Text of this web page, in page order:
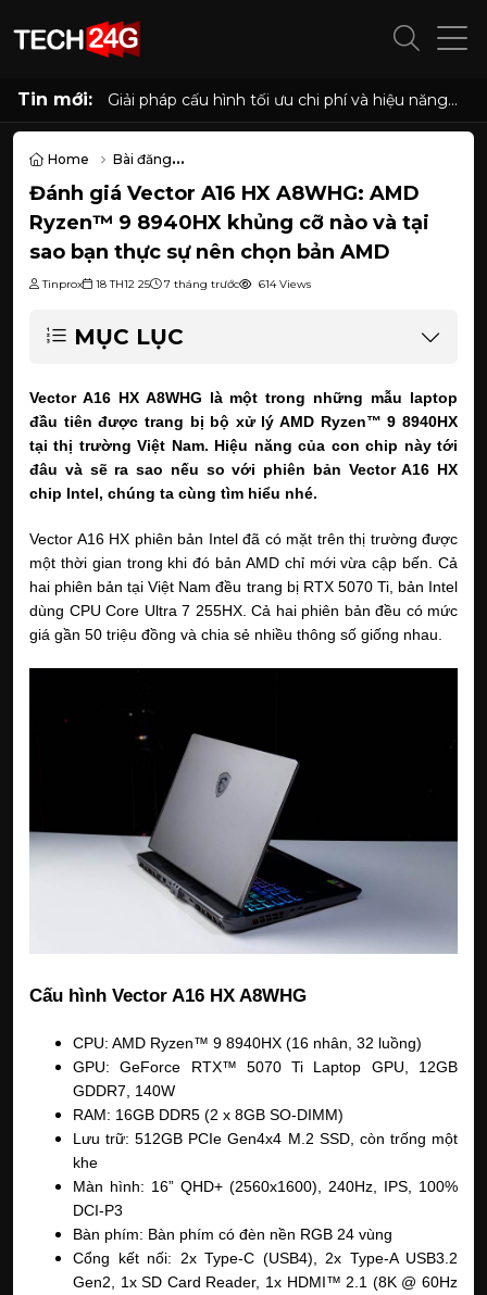
Tin mới:
Cấu hình PC "quốc dân" cho học tập, làm việc
và giải trí với Ryzen 5 5500 và RX 6500 XT
Home
Bài đăng
Đánh giá Vector A16 HX A8WHG: AMD Ryzen™ 9 8940HX khủng
Đánh giá Vector A16 HX A8WHG: AMD
Ryzen™ 9 8940HX khủng cỡ nào và tại
sao bạn thực sự nên chọn bản AMD
Tinprox 18 TH12 25 7 tháng trước 614 Views
MỤC LỤC
Vector A16 HX A8WHG là một trong những mẫu laptop
đầu tiên được trang bị bộ xử lý AMD Ryzen™ 9 8940HX
tại thị trường Việt Nam. Hiệu năng của con chip này tới
đâu và sẽ ra sao nếu so với phiên bản Vector A16 HX
chip Intel, chúng ta cùng tìm hiểu nhé.
Vector A16 HX phiên bản Intel đã có mặt trên thị trường được
một thời gian trong khi đó bản AMD chỉ mới vừa cập bến. Cả
hai phiên bản tại Việt Nam đều trang bị RTX 5070 Ti, bản Intel
dùng CPU Core Ultra 7 255HX. Cả hai phiên bản đều có mức
giá gần 50 triệu đồng và chia sẻ nhiều thông số giống nhau.
Cấu hình Vector A16 HX A8WHG
CPU: AMD Ryzen™ 9 8940HX (16 nhân, 32 luồng)
GPU: GeForce RTX™ 5070 Ti Laptop GPU, 12GB
GDDR7, 140W
RAM: 16GB DDR5 (2 x 8GB SO-DIMM)
Lưu trữ: 512GB PCIe Gen4x4 M.2 SSD, còn trống một
khe
Màn hình: 16” QHD+ (2560x1600), 240Hz, IPS, 100%
DCI-P3
Bàn phím: Bàn phím có đèn nền RGB 24 vùng
Cổng kết nối: 2x Type-C (USB4), 2x Type-A USB3.2
Gen2, 1x SD Card Reader, 1x HDMI™ 2.1 (8K @ 60Hz